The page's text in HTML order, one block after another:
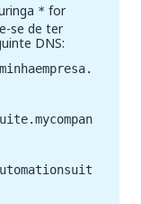
* for
se de ter
DNS: